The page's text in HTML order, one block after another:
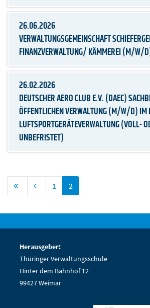
26.06.2026
VERWALTUNGSGEMEINSCHAFT
FINANZVERWALTUNG/ KÄMMEREI (M/W/
26.02.2026
DEUTSCHER AERO CLUB E.V. (DAEC)
ÖFFENTLICHEN VERWALTUNG (M/W/D) IM
LUFTSPORTGERÄTEVERWALTUNG (VOLL-
UNBEFRISTET)
1 2
Herausgeber:
Thüringer Verwaltungsschule
Hinter dem Bahnhof 12
99427 Weimar